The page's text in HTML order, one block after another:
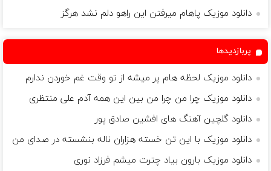
دانلود موزیک پاهام میرفتن این راهو دلم نشد هرگز
پربازدیدها
دانلود موزیک لحظه هام پر میشه از تو وقت غم خوردن ندارم
دانلود موزیک چرا من چرا من بین این همه آدم علی منتظری
دانلود گلچین آهنگ های افشین صادق پور
دانلود موزیک با این تن خسته هزاران ناله بنشسته در صدای من
دانلود موزیک بارون بیاد چترت میشم فرزاد نوری